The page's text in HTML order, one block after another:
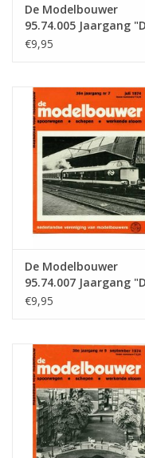
De Modelbouwer
95.74.005 Jaargang
Modelbouwer" Editie :
€9,95
De Modelbouwer
95.74.007 Jaargang
Modelbouwer" Editie :
€9,95